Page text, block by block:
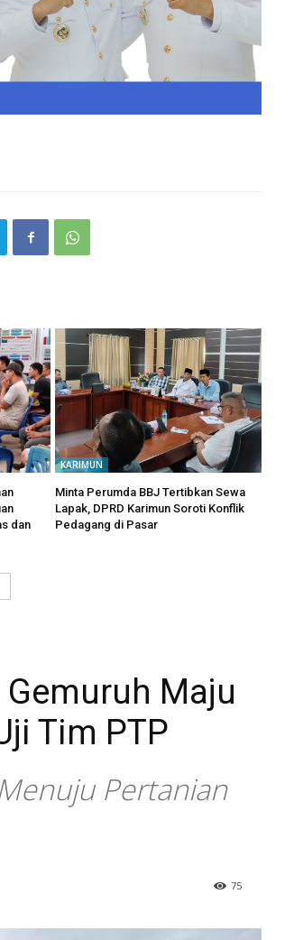
dan
KARIMUN
Minta Perumda BBJ Tertibkan Sewa
Lapak, DPRD Karimun Soroti Konflik
Pedagang di Pasar
Maju
Tim PTP
Pertanian
75